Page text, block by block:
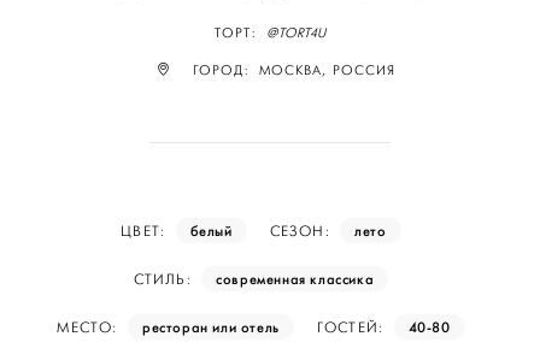
ТОРТ: @TORT4U
ГОРОД: МОСКВА, РОССИЯ
ЦВЕТ: белый СЕЗОН: лето
СТИЛЬ: современная классика
МЕСТО: ресторан или отель ГОСТЕЙ: 40-80